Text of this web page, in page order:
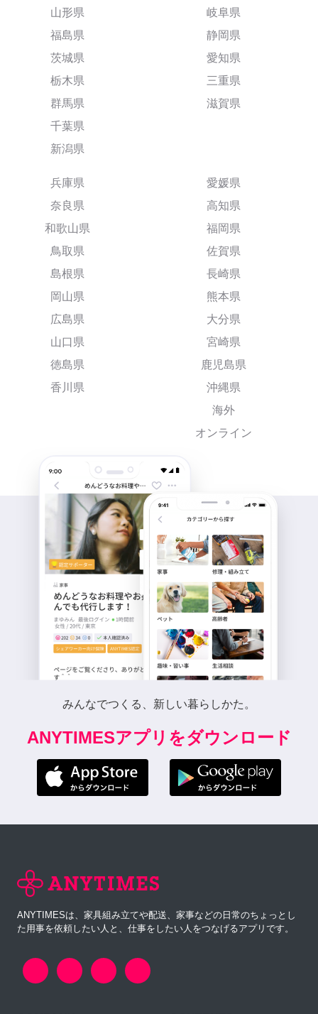
山形県
福島県
茨城県
栃木県
群馬県
千葉県
新潟県
岐阜県
静岡県
愛知県
三重県
滋賀県
兵庫県
奈良県
和歌山県
鳥取県
島根県
岡山県
広島県
山口県
徳島県
香川県
愛媛県
高知県
福岡県
佐賀県
長崎県
熊本県
大分県
宮崎県
鹿児島県
沖縄県
海外
オンライン
みんなでつくる、新しい暮らしかた。
ANYTIMESアプリをダウンロード
ANYTIMESは、家具組み立てや配送、家事などの日常のちょっとし
た用事を依頼したい人と、仕事をしたい人をつなげるアプリです。